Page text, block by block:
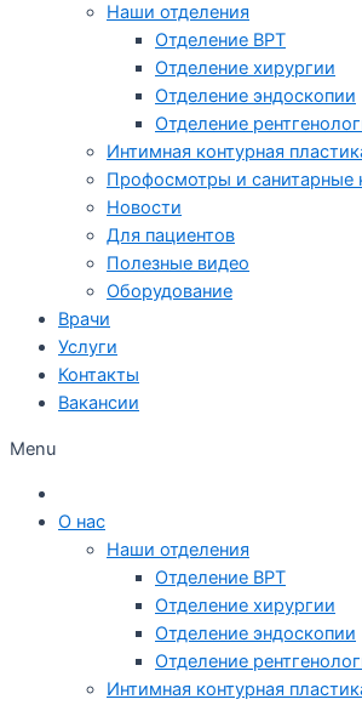
Наши отделения
Отделение ВРТ
Отделение хирургии
Отделение эндоскопии
Отделение
Интимная контурная
Профосмотры и санитарные
Новости
Для пациентов
Полезные видео
Оборудование
Врачи
Услуги
Контакты
Вакансии
Menu
О нас
Наши отделения
Отделение ВРТ
Отделение хирургии
Отделение эндоскопии
Отделение
Интимная контурная